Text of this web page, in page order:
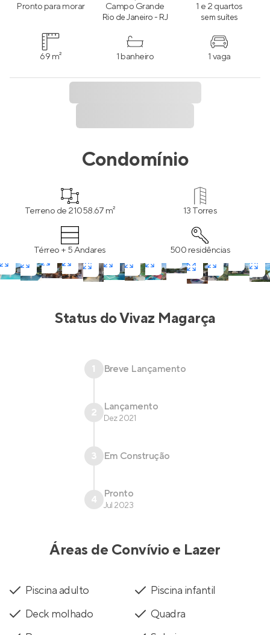
Pronto para morar Campo Grande
Rio de Janeiro - RJ
1 e 2 quartos
sem suítes
69 m² 1 banheiro 1 vaga
Condomínio
Terreno de 21058.67 m² 13 Torres
Térreo + 5 Andares 500 residências
Status doVivaz Magarça
1 Breve Lançamento
2 Lançamento
Dez 2021
3 Em Construção
4 Pronto
Jul 2023
Áreas de Convívio e Lazer
Piscina adulto
Piscina infantil
Deck molhado
Quadra